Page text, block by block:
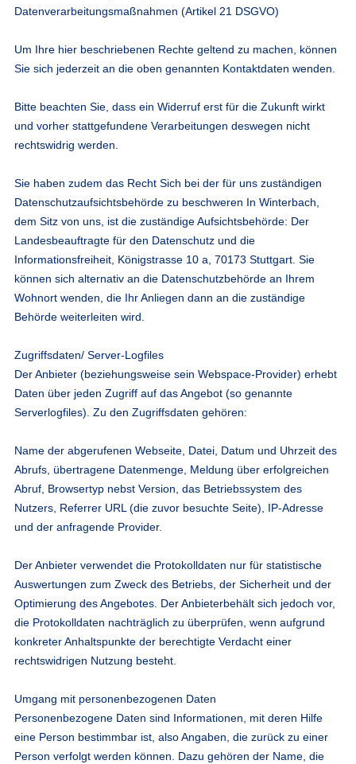
Datenverarbeitungsmaßnahmen (Artikel 21 DSGVO)
Um Ihre hier beschriebenen Rechte geltend zu machen, können
Sie sich jederzeit an die oben genannten Kontaktdaten wenden.
Bitte beachten Sie, dass ein Widerruf erst für die Zukunft wirkt
und vorher stattgefundene Verarbeitungen deswegen nicht
rechtswidrig werden.
Sie haben zudem das Recht Sich bei der für uns zuständigen
Datenschutzaufsichtsbehörde zu beschweren In Winterbach,
dem Sitz von uns, ist die zuständige Aufsichtsbehörde: Der
Landesbeauftragte für den Datenschutz und die
Informationsfreiheit, Königstrasse 10 a, 70173 Stuttgart. Sie
können sich alternativ an die Datenschutzbehörde an Ihrem
Wohnort wenden, die Ihr Anliegen dann an die zuständige
Behörde weiterleiten wird.
Zugriffsdaten/ Server-Logfiles
Der Anbieter (beziehungsweise sein Webspace-Provider) erhebt
Daten über jeden Zugriff auf das Angebot (so genannte
Serverlogfiles). Zu den Zugriffsdaten gehören:
Name der abgerufenen Webseite, Datei, Datum und Uhrzeit des
Abrufs, übertragene Datenmenge, Meldung über erfolgreichen
Abruf, Browsertyp nebst Version, das Betriebssystem des
Nutzers, Referrer URL (die zuvor besuchte Seite), IP-Adresse
und der anfragende Provider.
Der Anbieter verwendet die Protokolldaten nur für statistische
Auswertungen zum Zweck des Betriebs, der Sicherheit und der
Optimierung des Angebotes. Der Anbieterbehält sich jedoch vor,
die Protokolldaten nachträglich zu überprüfen, wenn aufgrund
konkreter Anhaltspunkte der berechtigte Verdacht einer
rechtswidrigen Nutzung besteht.
Umgang mit personenbezogenen Daten
Personenbezogene Daten sind Informationen, mit deren Hilfe
eine Person bestimmbar ist, also Angaben, die zurück zu einer
Person verfolgt werden können. Dazu gehören der Name, die